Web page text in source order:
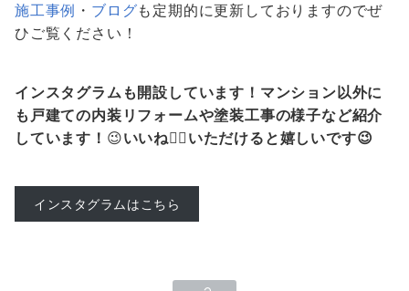
施工事例 ・ ブログも定期的に更新しておりますのでぜ
ひご覧ください！
インスタグラムも開設しています！マンション以外に
も戸建ての内装リフォームや塗装工事の様子など紹介
しています！ 😉いいね👍🏻いただけると嬉しいです😉
インスタグラムはこちら